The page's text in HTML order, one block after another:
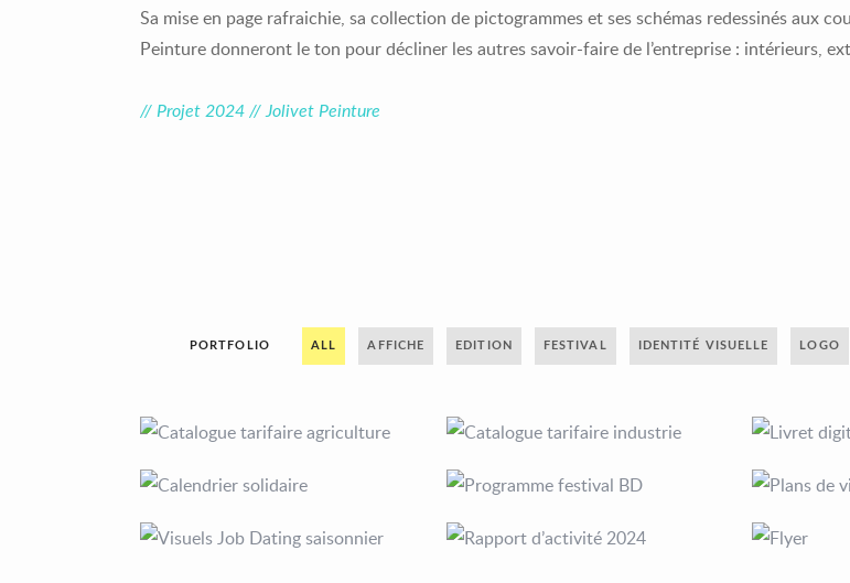
Sa mise en page rafraichie, sa collection de pictogrammes et ses schémas redessinés aux
Peinture donneront le ton pour décliner les autres savoir-faire de l’entreprise : intérieurs,
// Projet 2024 // Jolivet Peinture
PORTFOLIO ALL AFFICHE EDITION FESTIVAL IDENTITÉ VISUELLE LOGO